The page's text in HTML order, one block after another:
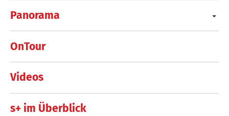
Panorama
OnTour
Videos
s+ im Überblick